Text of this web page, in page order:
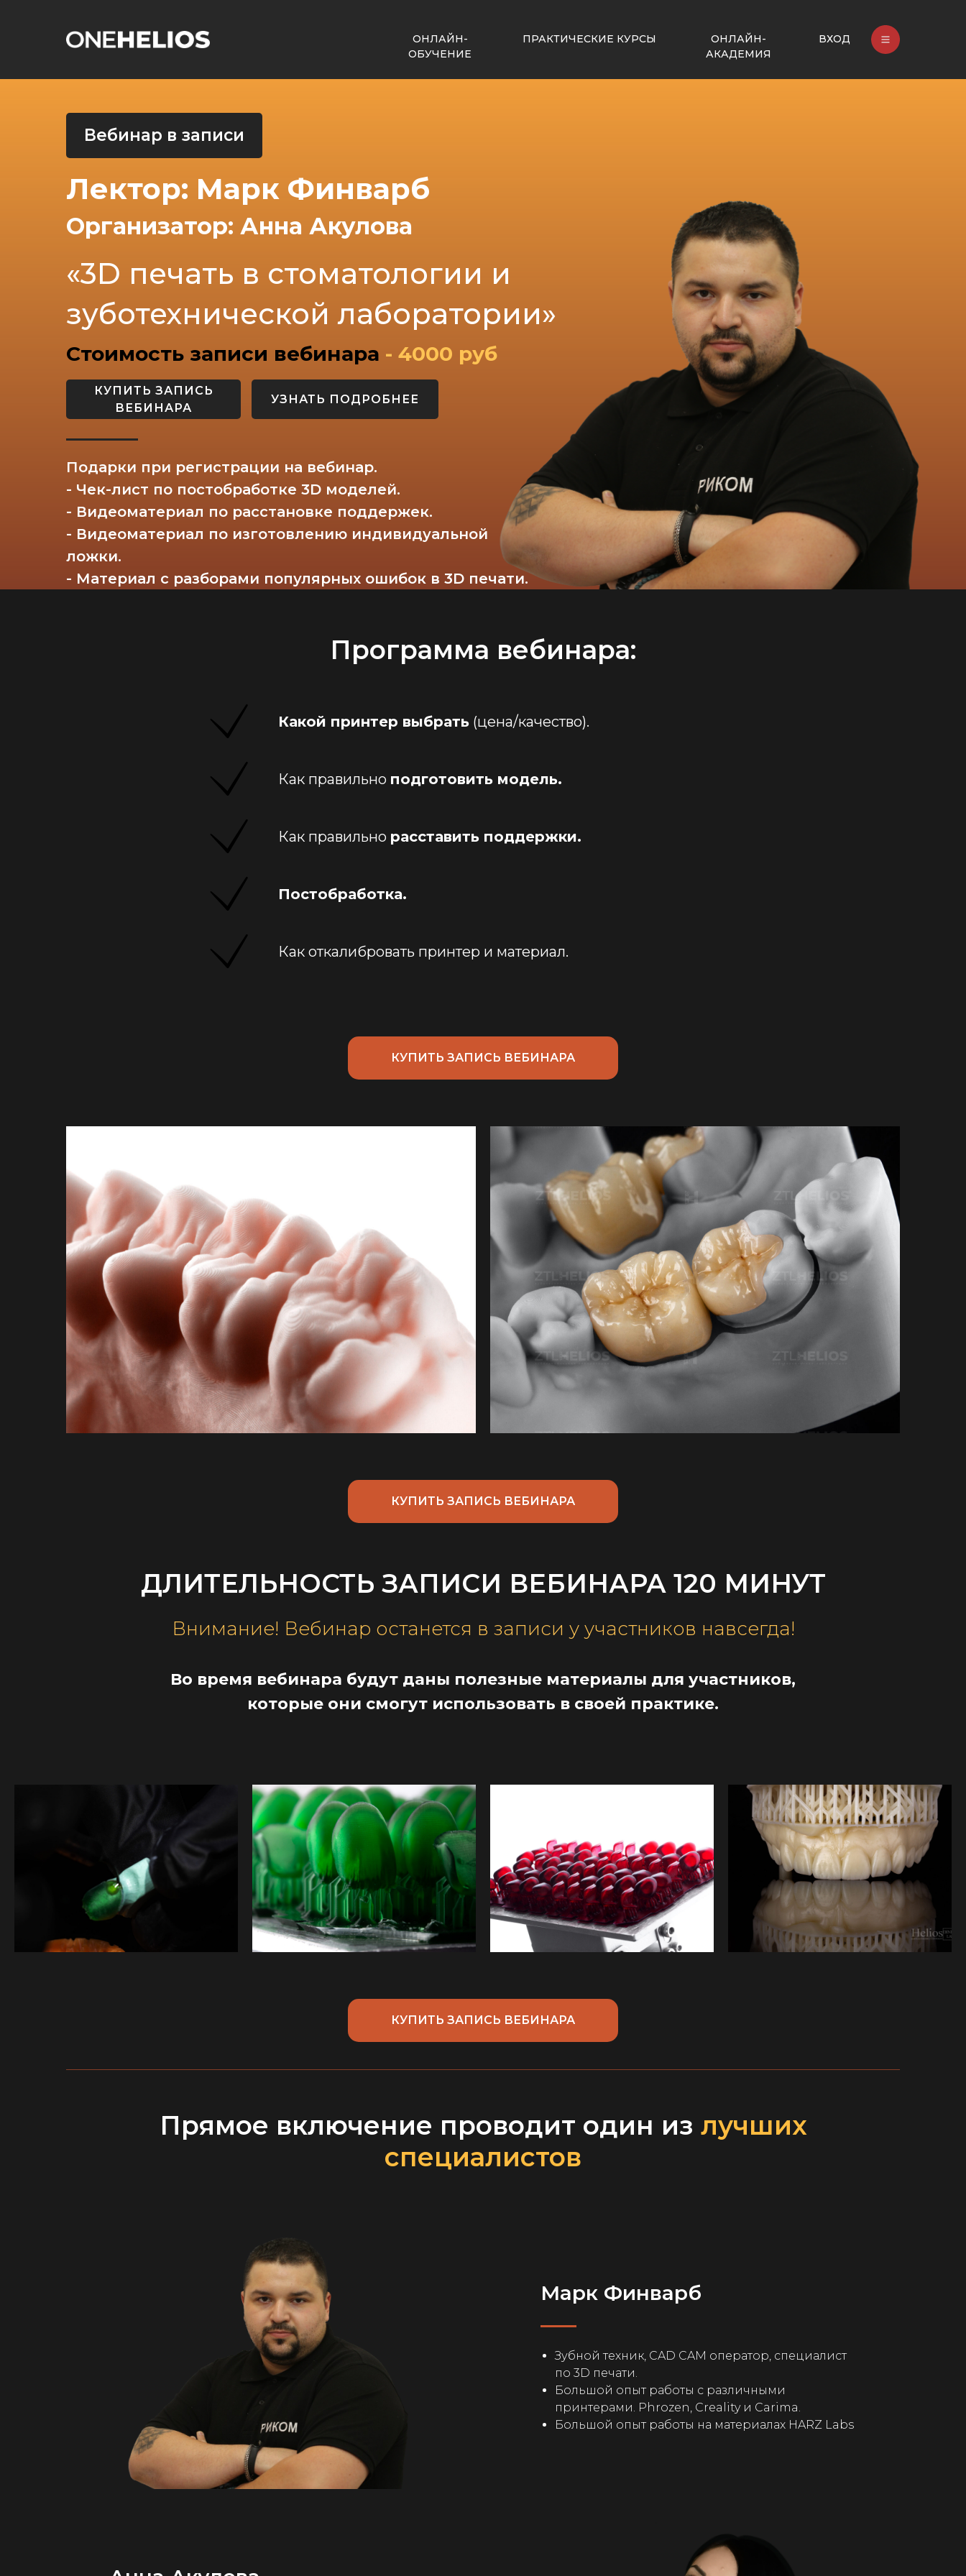
ОНЛАЙН-
ОБУЧЕНИЕ
ПРАКТИЧЕСКИЕ КУРСЫ
ОНЛАЙН-
АКАДЕМИЯ
ВХОД
Вебинар в записи
Лектор: Марк Финварб
«3D печать в стоматологии и
зуботехнической лаборатории»
КУПИТЬ ЗАПИСЬ
ВЕБИНАРА
Подарки при регистрации на вебинар.
- Чек-лист по постобработке 3D моделей.
- Видеоматериал по расстановке поддержек.
- Видеоматериал по изготовлению индивидуальной
ложки.
- Материал с разборами популярных ошибок в 3D печати.
УЗНАТЬ ПОДРОБНЕЕ
Стоимость записи вебинара - 4000 руб
Организатор: Анна Акулова
Программа вебинара:
Какой принтер выбрать (цена/качество).
Как правильно подготовить модель.
Как правильно расставить поддержки.
Постобработка.
Как откалибровать принтер и материал.
КУПИТЬ ЗАПИСЬ ВЕБИНАРА
КУПИТЬ ЗАПИСЬ ВЕБИНАРА
ДЛИТЕЛЬНОСТЬ ЗАПИСИ ВЕБИНАРА 120 МИНУТ
Внимание! Вебинар останется в записи у участников навсегда!
Во время вебинара будут даны полезные материалы для участников,
которые они смогут использовать в своей практике.
КУПИТЬ ЗАПИСЬ ВЕБИНАРА
Прямое включение проводит один из лучших
специалистов
Марк Финварб
Зубной техник, CAD CAM оператор, специалист
по 3D печати.
Большой опыт работы с различными
принтерами. Phrozen, Creality и Carima.
Большой опыт работы на материалах HARZ Labs